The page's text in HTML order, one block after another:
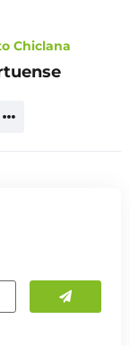
Chiclana